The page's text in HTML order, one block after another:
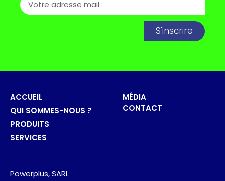
S'inscrire
ACCUEIL
QUI SOMMES-NOUS ?
PRODUITS
SERVICES
MÉDIA
CONTACT
Powerplus, SARL